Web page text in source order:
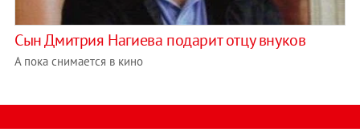
Сын Дмитрия Нагиева подарит отцу внуков
А пока снимается в кино